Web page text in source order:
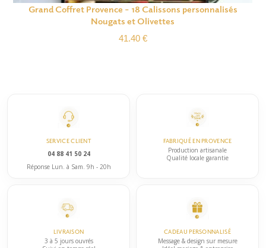
Grand Coffret Provence – 18 Calissons personnalisés
Nougats et Olivettes
41.40 €
SERVICE CLIENT
04 88 41 50 24
Réponse Lun. à Sam. 9h - 20h
FABRIQUÉ EN PROVENCE
Production artisanale
Qualité locale garantie
LIVRAISON
3 à 5 jours ouvrés
CADEAU PERSONNALISÉ
Message & design sur mesure